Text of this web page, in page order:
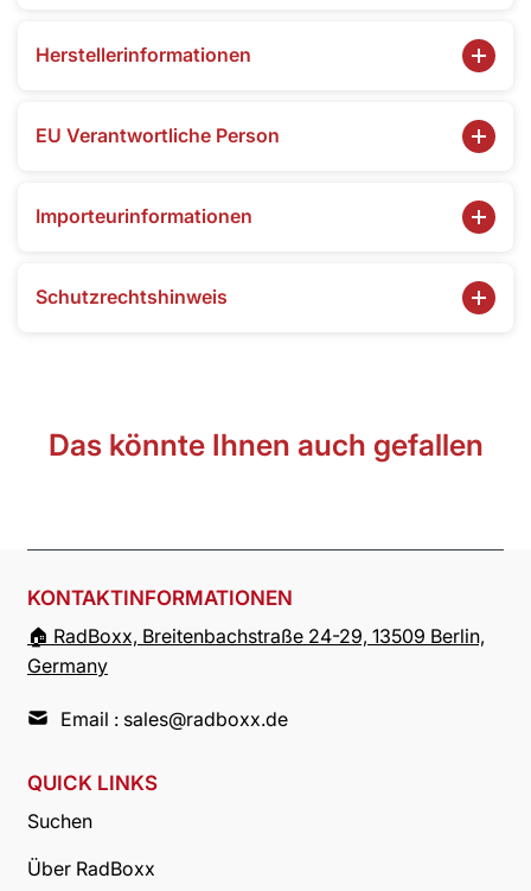
Herstellerinformationen
EU Verantwortliche Person
Importeurinformationen
Schutzrechtshinweis
Das könnte Ihnen auch gefallen
KONTAKTINFORMATIONEN
🏠︎ RadBoxx, Breitenbachstraße 24-29, 13509 Berlin,
Germany
Email : sales@radboxx.de
QUICK LINKS
Suchen
Über RadBoxx